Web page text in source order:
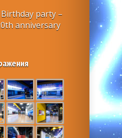
party –
anniversary